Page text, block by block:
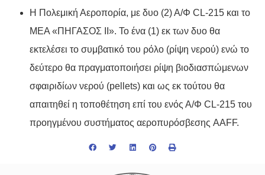
Η Πολεμική Αεροπορία, με δυο (2) Α/Φ CL-215 και το
ΜΕΑ «ΠΗΓΑΣΟΣ ΙΙ». Το ένα (1) εκ των δυο θα
εκτελέσει το συμβατικό του ρόλο (ρίψη νερού) ενώ το
δεύτερο θα πραγματοποιήσει ρίψη βιοδιασπώμενων
σφαιριδίων νερού (pellets) και ως εκ τούτου θα
απαιτηθεί η τοποθέτηση επί του ενός Α/Φ CL-215 του
προηγμένου συστήματος αεροπυρόσβεσης AAFF.